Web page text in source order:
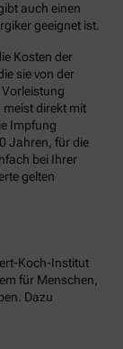
auch einen
geeignet ist.
Kosten der
sie von der
meist direkt mit
Impfung
Jahren, für die
bei Ihrer
gelten
Koch-Institut
für Menschen,
Dazu